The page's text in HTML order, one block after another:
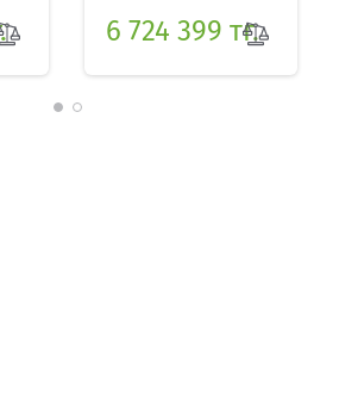
6 724 399 тг.